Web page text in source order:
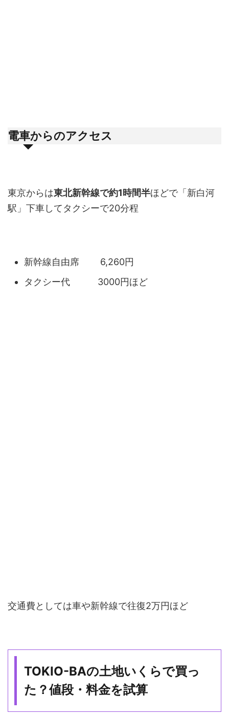
電車からのアクセス
東京からは東北新幹線で約1時間半ほどで「新白河
駅」下車してタクシーで20分程
新幹線自由席 6,260円
タクシー代 3000円ほど
交通費としては車や新幹線で往復2万円ほど
TOKIO-BAの土地いくらで買っ
た？値段・料金を試算